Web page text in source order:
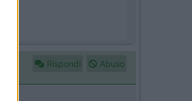
Rispondi Abuso